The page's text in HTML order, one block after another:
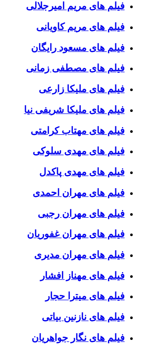
فیلم های مریم امیرجلالی
فیلم های مریم کاویانی
فیلم های مسعود رایگان
فیلم های مصطفی زمانی
فیلم های ملیکا زارعی
فیلم های ملیکا شریفی نیا
فیلم های مهتاب کرامتی
فیلم های مهدی سلوکی
فیلم های مهدی پاکدل
فیلم های مهران احمدی
فیلم های مهران رجبی
فیلم های مهران غفوریان
فیلم های مهران مدیری
فیلم های مهناز افشار
فیلم های میترا حجار
فیلم های نازنین بیاتی
فیلم های نگار جواهریان